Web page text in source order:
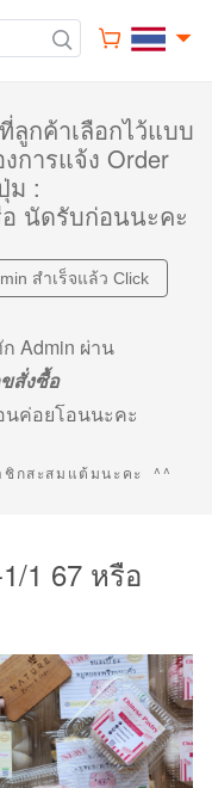
กค้าเลือกไว้แบบ
การแจ้ง Order
ม :
นัดรับก่อนนะคะ
สำเร็จแล้ว Click
Admin ผ่าน
สั่งซื้อ
นค่อยโอนนะคะ
ชิกสะสมแต้มนะคะ ^^
1 67 หรือ